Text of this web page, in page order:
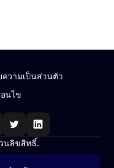
วามเป็นส่วนตัว
นไข
นลิขสิทธิ์.